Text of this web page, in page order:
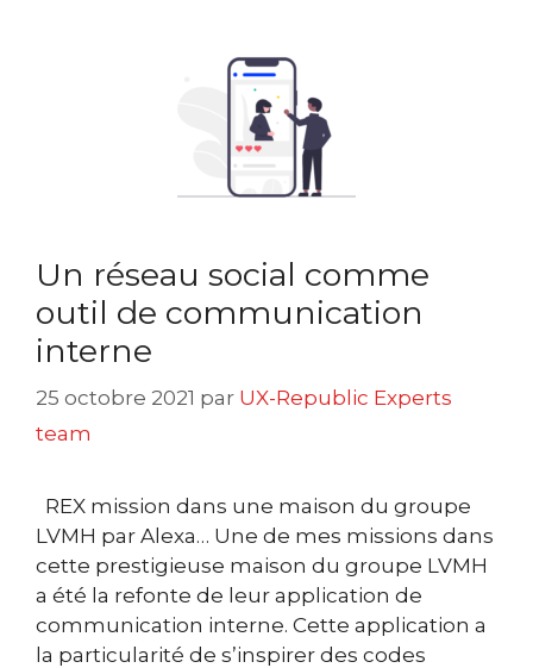
Un réseau social comme
outil de communication
interne
25 octobre 2021 par UX-Republic Experts
team
REX mission dans une maison du groupe
LVMH par Alexa… Une de mes missions dans
cette prestigieuse maison du groupe LVMH
a été la refonte de leur application de
communication interne. Cette application a
la particularité de s’inspirer des codes